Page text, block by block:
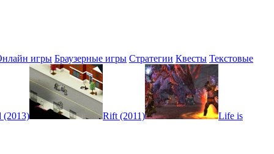
игры Браузерные игры Стратегии Квесты Текстовые
(2013) Rift (2011) Life is